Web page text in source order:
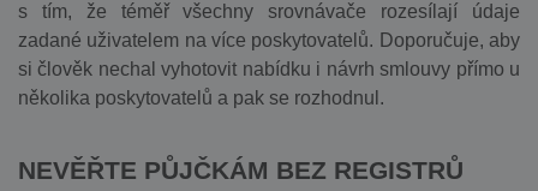
s tím, že téměř všechny srovnávače rozesílají údaje
zadané uživatelem na více poskytovatelů. Doporučuje, aby
si člověk nechal vyhotovit nabídku i návrh smlouvy přímo u
několika poskytovatelů a pak se rozhodnul.
NEVĚŘTE PŮJČKÁM BEZ REGISTRŮ